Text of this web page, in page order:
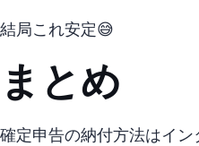
結局これ安定😅
まとめ
確定申告の納付方法はイ